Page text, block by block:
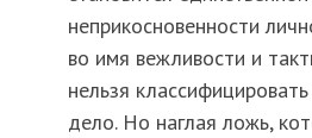
неприкосновенности
во имя вежливости и
нельзя
дело. Но наглая ложь,